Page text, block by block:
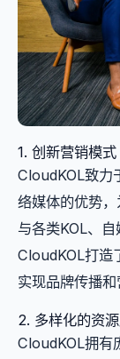
1. 创新营销模式
CloudKOL致力
络媒体的优势
与各类KOL、自
CloudKOL打造
实现品牌传播和
2. 多样化的资
CloudKOL拥有